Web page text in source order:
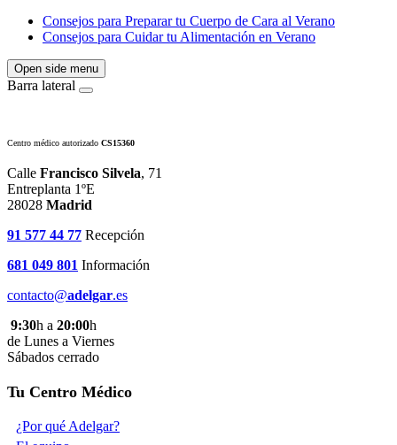
Consejos para Preparar tu Cuerpo de Cara al Verano
Consejos para Cuidar tu Alimentación en Verano
Open side menu
Barra lateral
Centro médico autorizado CS15360
Calle Francisco Silvela, 71
Entreplanta 1ºE
28028 Madrid
91 577 44 77 Recepción
681 049 801 Información
contacto@adelgar.es
9:30h a 20:00h
de Lunes a Viernes
Sábados cerrado
Tu Centro Médico
¿Por qué Adelgar?